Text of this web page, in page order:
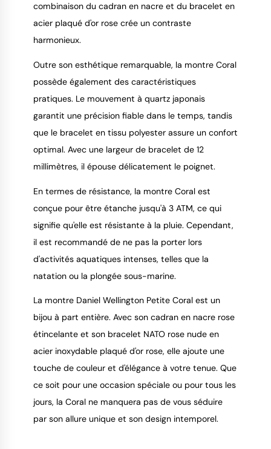
combinaison du cadran en nacre et du bracelet en
acier plaqué d'or rose crée un contraste
harmonieux.
Outre son esthétique remarquable, la montre Coral
possède également des caractéristiques
pratiques. Le mouvement à quartz japonais
garantit une précision fiable dans le temps, tandis
que le bracelet en tissu polyester assure un confort
optimal. Avec une largeur de bracelet de 12
millimètres, il épouse délicatement le poignet.
En termes de résistance, la montre Coral est
conçue pour être étanche jusqu'à 3 ATM, ce qui
signifie qu'elle est résistante à la pluie. Cependant,
il est recommandé de ne pas la porter lors
d'activités aquatiques intenses, telles que la
natation ou la plongée sous-marine.
La montre Daniel Wellington Petite Coral est un
bijou à part entière. Avec son cadran en nacre rose
étincelante et son bracelet NATO rose nude en
acier inoxydable plaqué d'or rose, elle ajoute une
touche de couleur et d'élégance à votre tenue. Que
ce soit pour une occasion spéciale ou pour tous les
jours, la Coral ne manquera pas de vous séduire
par son allure unique et son design intemporel.